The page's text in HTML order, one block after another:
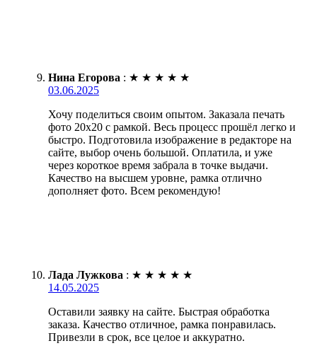
Нина Егорова : ★ ★ ★ ★ ★
03.06.2025
Хочу поделиться своим опытом. Заказала печать
фото 20х20 с рамкой. Весь процесс прошёл легко и
быстро. Подготовила изображение в редакторе на
сайте, выбор очень большой. Оплатила, и уже
через короткое время забрала в точке выдачи.
Качество на высшем уровне, рамка отлично
дополняет фото. Всем рекомендую!
Лада Лужкова : ★ ★ ★ ★ ★
14.05.2025
Оставили заявку на сайте. Быстрая обработка
заказа. Качество отличное, рамка понравилась.
Привезли в срок, все целое и аккуратно.